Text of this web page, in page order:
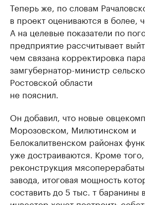
Теперь же, по словам
в проект оцениваются в более,
А на целевые показатели по
предприятие рассчитывает
чем связана корректировка
замгубернатор-министр
Ростовской области
не пояснил.
Он добавил, что новые
Морозовском, Милютинском и
Белокалитвенском районах
уже достраиваются. Кроме
реконструкция
завода, итоговая мощность
составить до 5 тыс. т баранины